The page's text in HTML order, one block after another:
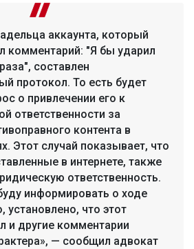
аккаунта, который
комментарий: "Я бы ударил
составлен
протокол. То есть будет
о привлечении его к
ответственности за
контента в
Этот случай показывает, что
в интернете, также
ответственность.
информировать о ходе
установлено, что этот
и другие комментарии
— сообщил адвокат